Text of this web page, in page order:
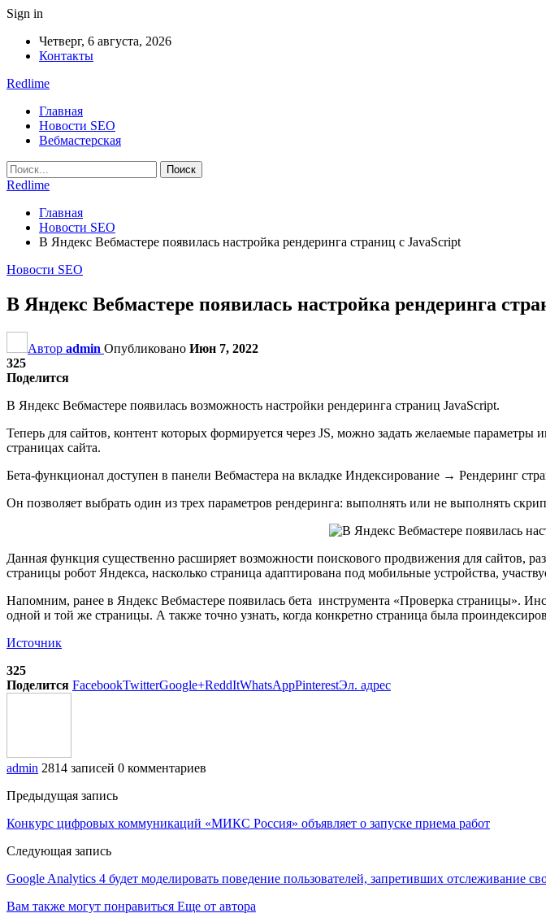
Sign in
Четверг, 6 августа, 2026
Контакты
Redlime
Главная
Новости SEO
Вебмастерская
Redlime
Главная
Новости SEO
В Яндекс Вебмастере появилась настройка рендеринга страниц с JavaScript
Новости SEO
В Яндекс Вебмастере появилась настройка рендеринга
Автор admin Опубликовано Июн 7, 2022
325
Поделится
В Яндекс Вебмастере появилась возможность настройки рендеринга страниц JavaScript.
Теперь для сайтов, контент которых формируется через JS, можно задать желаемые
страницах сайта.
Бета-функционал доступен в панели Вебмастера на вкладке Индексирование → Рендеринг
Он позволяет выбрать один из трех параметров рендеринга: выполнять или не выполнять
Данная функция существенно расширяет возможности поискового продвижения для сайтов,
страницы робот Яндекса, насколько страница адаптирована под мобильные устройства,
Напомним, ранее в Яндекс Вебмастере появилась бета инструмента «Проверка страницы».
одной и той же страницы. А также точно узнать, когда конкретно страница была
Источник
325
Поделится FacebookTwitterGoogle+ReddItWhatsAppPinterestЭл. адрес
admin 2814 записей 0 комментариев
Предыдущая запись
Конкурс цифровых коммуникаций «МИКС Россия» объявляет о запуске приема работ
Следующая запись
Google Analytics 4 будет моделировать поведение пользователей, запретивших отслеживание
Вам также могут понравиться Еще от автора